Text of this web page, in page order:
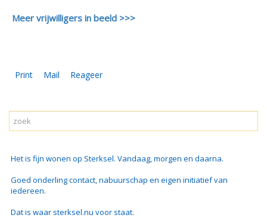
Meer vrijwilligers in beeld >>>
Print Mail Reageer
Het is fijn wonen op Sterksel. Vandaag, morgen en daarna.
Goed onderling contact, nabuurschap en eigen initiatief van
iedereen.
Dat is waar sterksel.nu voor staat.